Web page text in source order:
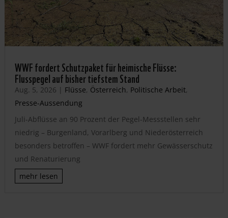
WWF fordert Schutzpaket für heimische Flüsse:
Flusspegel auf bisher tiefstem Stand
Aug. 5, 2026 | Flüsse, Österreich, Politische Arbeit,
Presse-Aussendung
Juli-Abflüsse an 90 Prozent der Pegel-Messstellen sehr
niedrig – Burgenland, Vorarlberg und Niederösterreich
besonders betroffen – WWF fordert mehr Gewässerschutz
und Renaturierung
mehr lesen